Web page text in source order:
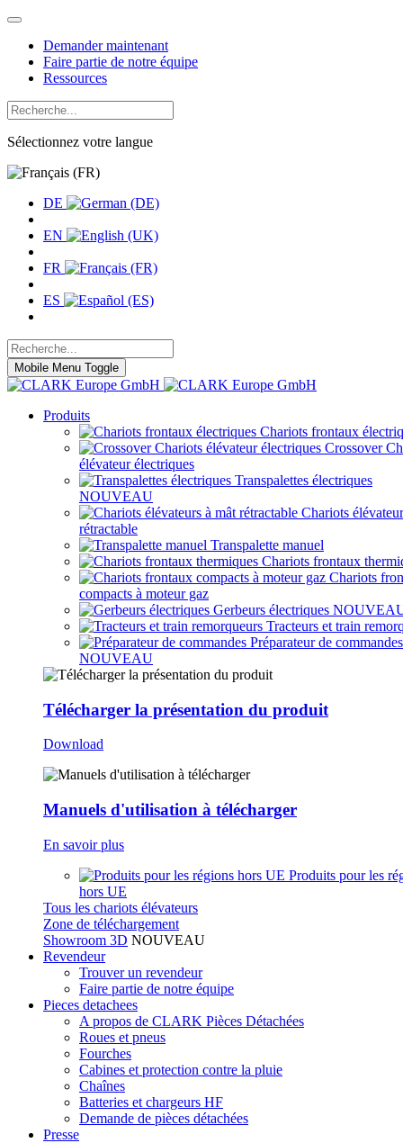
Demander maintenant
Faire partie de notre équipe
Ressources
Sélectionnez votre langue
DE
EN
FR
ES
Mobile Menu Toggle
Produits
Chariots frontaux
Crossover
élévateur électriques
Transpalettes électriques
NOUVEAU
Chariots
rétractable
Transpalette manuel
Chariots frontaux
Chariots
compacts à moteur gaz
Gerbeurs électriques
Tracteurs et train
Préparateur de commandes
NOUVEAU
Télécharger la présentation du produit
Download
Manuels d'utilisation à télécharger
En savoir plus
Produits pour les
hors UE
Tous les chariots élévateurs
Zone de téléchargement
Showroom 3D NOUVEAU
Revendeur
Trouver un revendeur
Faire partie de notre équipe
Pieces detachees
A propos de CLARK Pièces Détachées
Roues et pneus
Fourches
Cabines et protection contre la pluie
Chaînes
Batteries et chargeurs HF
Demande de pièces détachées
Presse